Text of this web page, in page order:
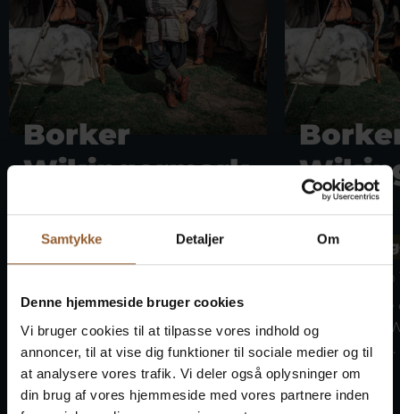
Samtykke Detaljer Om
Denne hjemmeside bruger cookies
Vi bruger cookies til at tilpasse vores indhold og
annoncer, til at vise dig funktioner til sociale medier og til
at analysere vores trafik. Vi deler også oplysninger om
din brug af vores hjemmeside med vores partnere inden
Borker
Wikingermark
t
Bork Vikingehavn
Begleiten Sie die Wikinger auf
dem Borker Wikingermarkt
vom 7. bis 9. ...
t
Bork
9. August
Begleiten
dem Borker
vom 7. bis 9. ...